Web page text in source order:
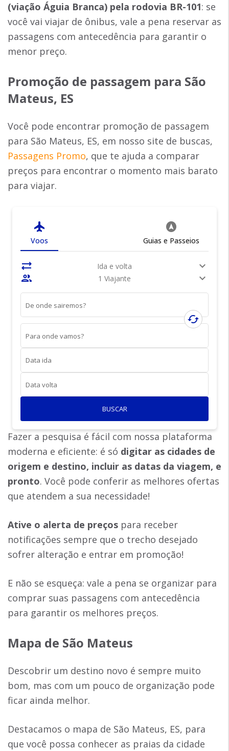
(viação Águia Branca) pela rodovia BR-101: se
você vai viajar de ônibus, vale a pena reservar as
passagens com antecedência para garantir o
menor preço.
Promoção de passagem para São
Mateus, ES
Você pode encontrar promoção de passagem
para São Mateus, ES, em nosso site de buscas,
Passagens Promo, que te ajuda a comparar
preços para encontrar o momento mais barato
para viajar.
flight
Voos
assistant_navigation
Guias e Passeios
sync_alt Ida e volta
expand_more
people
1 Viajante expand_more
De onde sairemos?
cached
Para onde vamos?
Data ida
Data volta
BUSCAR
Fazer a pesquisa é fácil com nossa plataforma
moderna e eficiente: é só digitar as cidades de
origem e destino, incluir as datas da viagem, e
pronto. Você pode conferir as melhores ofertas
que atendem a sua necessidade!
Ative o alerta de preços para receber
notificações sempre que o trecho desejado
sofrer alteração e entrar em promoção!
E não se esqueça: vale a pena se organizar para
comprar suas passagens com antecedência
para garantir os melhores preços.
Mapa de São Mateus
Descobrir um destino novo é sempre muito
bom, mas com um pouco de organização pode
ficar ainda melhor.
Destacamos o mapa de São Mateus, ES, para
que você possa conhecer as praias da cidade